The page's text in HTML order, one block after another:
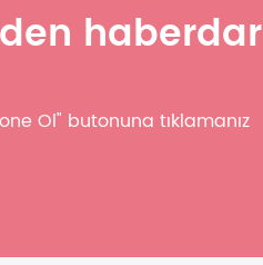
haberdar
Ol" butonuna tıklamanız